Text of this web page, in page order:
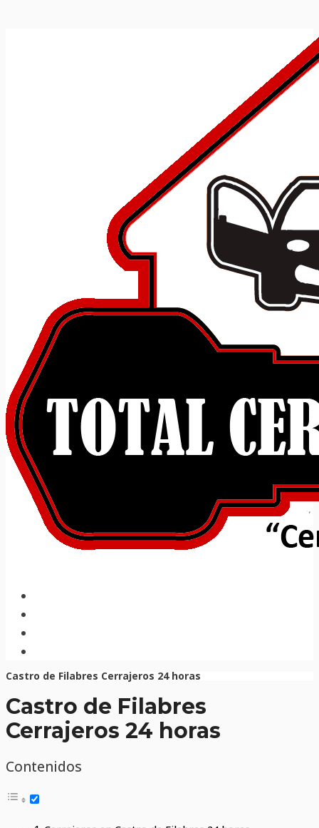
Castro de Filabres Cerrajeros 24 horas
Castro de Filabres
Cerrajeros 24 horas
Contenidos